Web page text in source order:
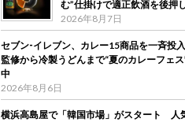
む”仕掛けで適正飲酒を後押
2026年8月7日
セブン‐イレブン、カレー15商品を一斉投
監修から冷製うどんまで“夏のカレーフェ
中
2026年8月6日
横浜高島屋で「韓国市場」がスタート 人